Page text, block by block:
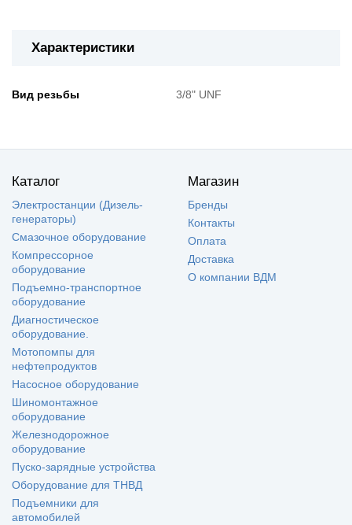
Характеристики
Вид резьбы 3/8" UNF
Каталог
Электростанции (Дизель-
генераторы)
Смазочное оборудование
Компрессорное
оборудование
Подъемно-транспортное
оборудование
Диагностическое
оборудование.
Мотопомпы для
нефтепродуктов
Насосное оборудование
Шиномонтажное
оборудование
Железнодорожное
оборудование
Пуско-зарядные устройства
Оборудование для ТНВД
Подъемники для
автомобилей
Магазин
Бренды
Контакты
Оплата
Доставка
О компании ВДМ